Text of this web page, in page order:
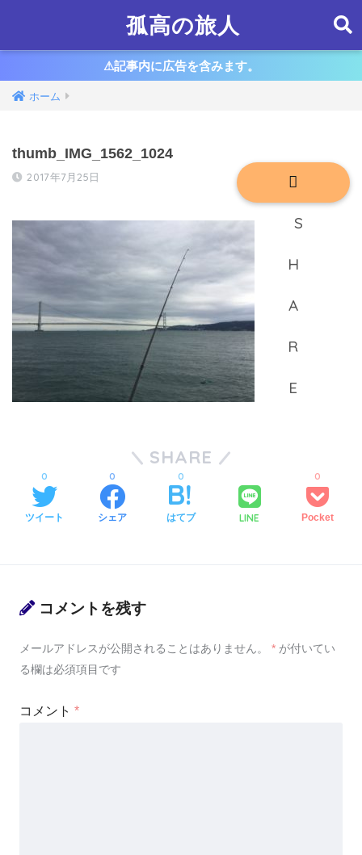
孤高の旅人
⚠︎記事内に広告を含みます。
ホーム
thumb_IMG_1562_1024
2017年7月25日
SHARE
ツイート
0
シェア
0
はてブ
0
LINE Pocket
0
コメントを残す
メールアドレスが公開されることはありません。 * が付いてい
る欄は必須項目です
コメント *